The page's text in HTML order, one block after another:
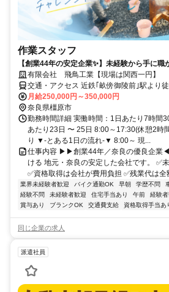
作業スタッフ
【創業44年の安定企業✨】未経験から手に職
有限会社 飛鳥工業【現場は関西一円】
交通・アクセス 近鉄｢畝傍御陵前｣駅より
OK！◎交通費規定支給
月給250,000円～350,000円
奈良県橿原市
勤務時間詳細 実働時間：1日あたり7時間
あたり23日 〜 25日 8:00～17:30(休憩2時
り ▼-とある1日の流れ-▼ 8:00～ 現...
仕事内容 ▶▶創業44年／奈良の優良企業
ける 地元・奈良の安定した会社です。 ✅
✅資格取得は会社が費用負担 ✅残業代は
業界未経験者歓迎 バイク通勤OK 早朝 学歴不問
経験不問
未経験者歓迎 住宅手当あり 午前 経験
賞与あり
ブランクOK 交通費支給 資格取得手当あ
同じ企業の求人
派遣社員